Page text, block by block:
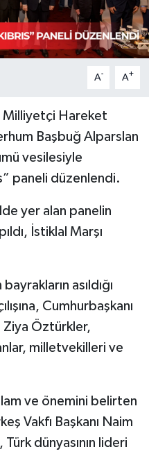
A- A+
Milliyetçi Hareket
Başbuğ Alparslan
vesilesiyle
paneli düzenlendi.
yer alan panelin
İstiklal Marşı
asıldığı
Cumhurbaşkanı
Ziya Öztürkler,
milletvekilleri ve
ve önemini belirten
Vakfı Başkanı Naim
dünyasının lideri